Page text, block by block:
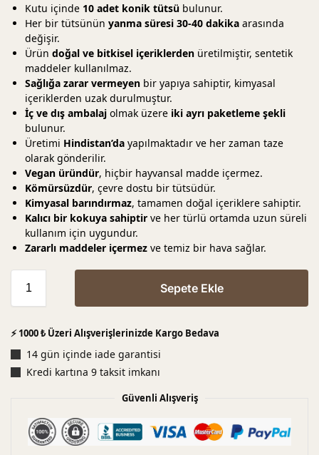
Kutu içinde 10 adet konik tütsü bulunur.
Her bir tütsünün yanma süresi 30-40 dakika arasında
değişir.
Ürün doğal ve bitkisel içeriklerden üretilmiştir, sentetik
maddeler kullanılmaz.
Sağlığa zarar vermeyen bir yapıya sahiptir, kimyasal
içeriklerden uzak durulmuştur.
İç ve dış ambalaj olmak üzere iki ayrı paketleme şekli
bulunur.
Üretimi Hindistan’da yapılmaktadır ve her zaman taze
olarak gönderilir.
Vegan üründür, hiçbir hayvansal madde içermez.
Kömürsüzdür, çevre dostu bir tütsüdür.
Kimyasal barındırmaz, tamamen doğal içeriklere sahiptir.
Kalıcı bir kokuya sahiptir ve her türlü ortamda uzun süreli
kullanım için uygundur.
Zararlı maddeler içermez ve temiz bir hava sağlar.
Sepete Ekle
⚡ 1000 ₺ Üzeri Alışverişlerinizde Kargo Bedava
14 gün içinde iade garantisi
Kredi kartına 9 taksit imkanı
Güvenli Alışveriş